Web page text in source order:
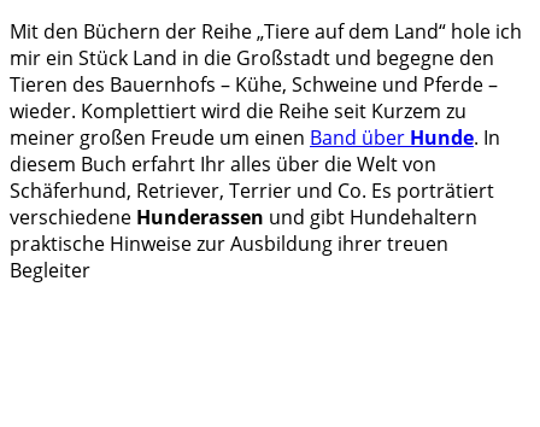
Mit den Büchern der Reihe „Tiere auf dem Land“ hole ich
mir ein Stück Land in die Großstadt und begegne den
Tieren des Bauernhofs – Kühe, Schweine und Pferde –
wieder. Komplettiert wird die Reihe seit Kurzem zu
meiner großen Freude um einen Band über Hunde. In
diesem Buch erfahrt Ihr alles über die Welt von
Schäferhund, Retriever, Terrier und Co. Es porträtiert
verschiedene Hunderassen und gibt Hundehaltern
praktische Hinweise zur Ausbildung ihrer treuen
Begleiter